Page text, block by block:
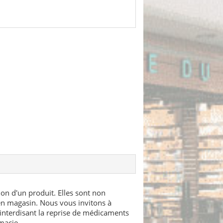
d'un produit. Elles sont non
magasin. Nous vous invitons à
la reprise de médicaments